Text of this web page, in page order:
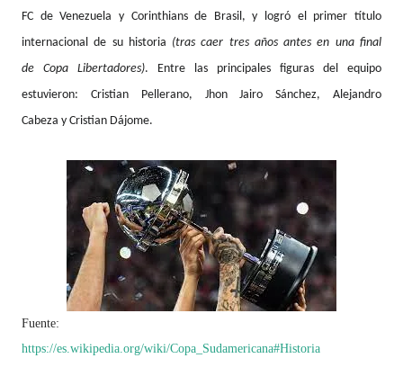
FC de Venezuela y Corinthians de Brasil, y logró el primer título
internacional de su historia (tras caer tres años antes en una final
de Copa Libertadores). Entre las principales figuras del equipo
estuvieron: Cristian Pellerano, Jhon Jairo Sánchez, Alejandro
Cabeza y Cristian Dájome.
Fuente:
https://es.wikipedia.org/wiki/Copa_Sudamericana#Historia